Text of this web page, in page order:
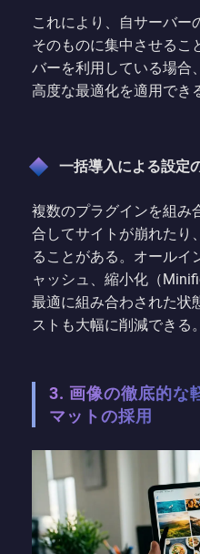
これにより、自サーバー
そのものに集中させるこ
バーを利用している場合
高度な最適化を適用でき
一括導入による設定
複数のプラグインを組み
合してサイトが崩れたり
ることがある。オールイ
ャッシュ、縮小化（
最適に組み合わされた状
ストも大幅に削減できる。
3. 画像の徹底的な
マットの採用